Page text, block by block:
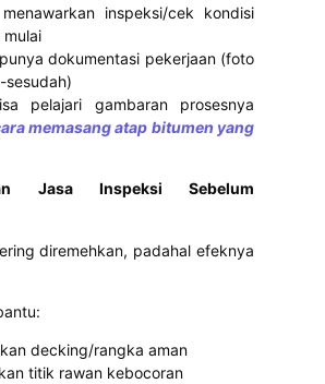
inspeksi/cek kondisi
mulai
dokumentasi pekerjaan (foto
sesudah)
pelajari gambaran prosesnya
memasang atap bitumen yang
Jasa Inspeksi Sebelum
diremehkan, padahal efeknya
decking/rangka aman
titik rawan kebocoran